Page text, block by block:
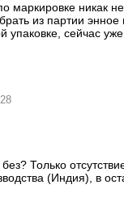
маркировке никак
из партии
упаковке, сейчас
Только
(Индия), в